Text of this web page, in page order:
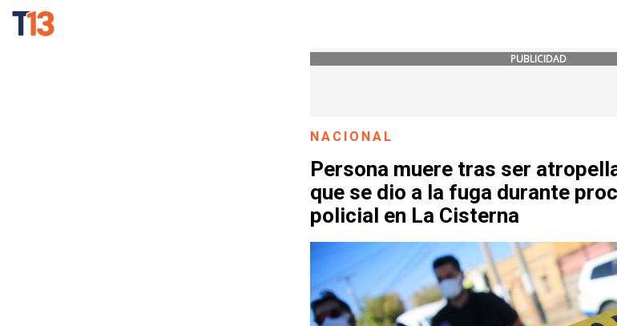
PUBLICIDAD
NACIONAL
Persona muere tras ser
que se dio a la fuga durante
policial en La Cisterna